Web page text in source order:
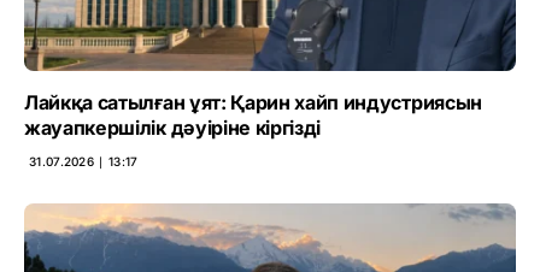
Лайкқа сатылған ұят: Қарин хайп индустриясын
жауапкершілік дәуіріне кіргізді
31.07.2026 ∣ 13:17